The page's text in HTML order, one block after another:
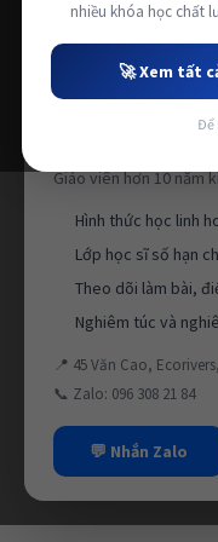
Giáo viên hơn 10 năm
Hình thức học linh
Lớp học sĩ số hạn
Theo dõi làm bài,
Nghiêm túc và
📍 45 Văn Cao,
📞 Zalo: 096 308 21 84
💬 Nhắn Zalo
nhiều khóa học chất
🚀 Xem tất
Để